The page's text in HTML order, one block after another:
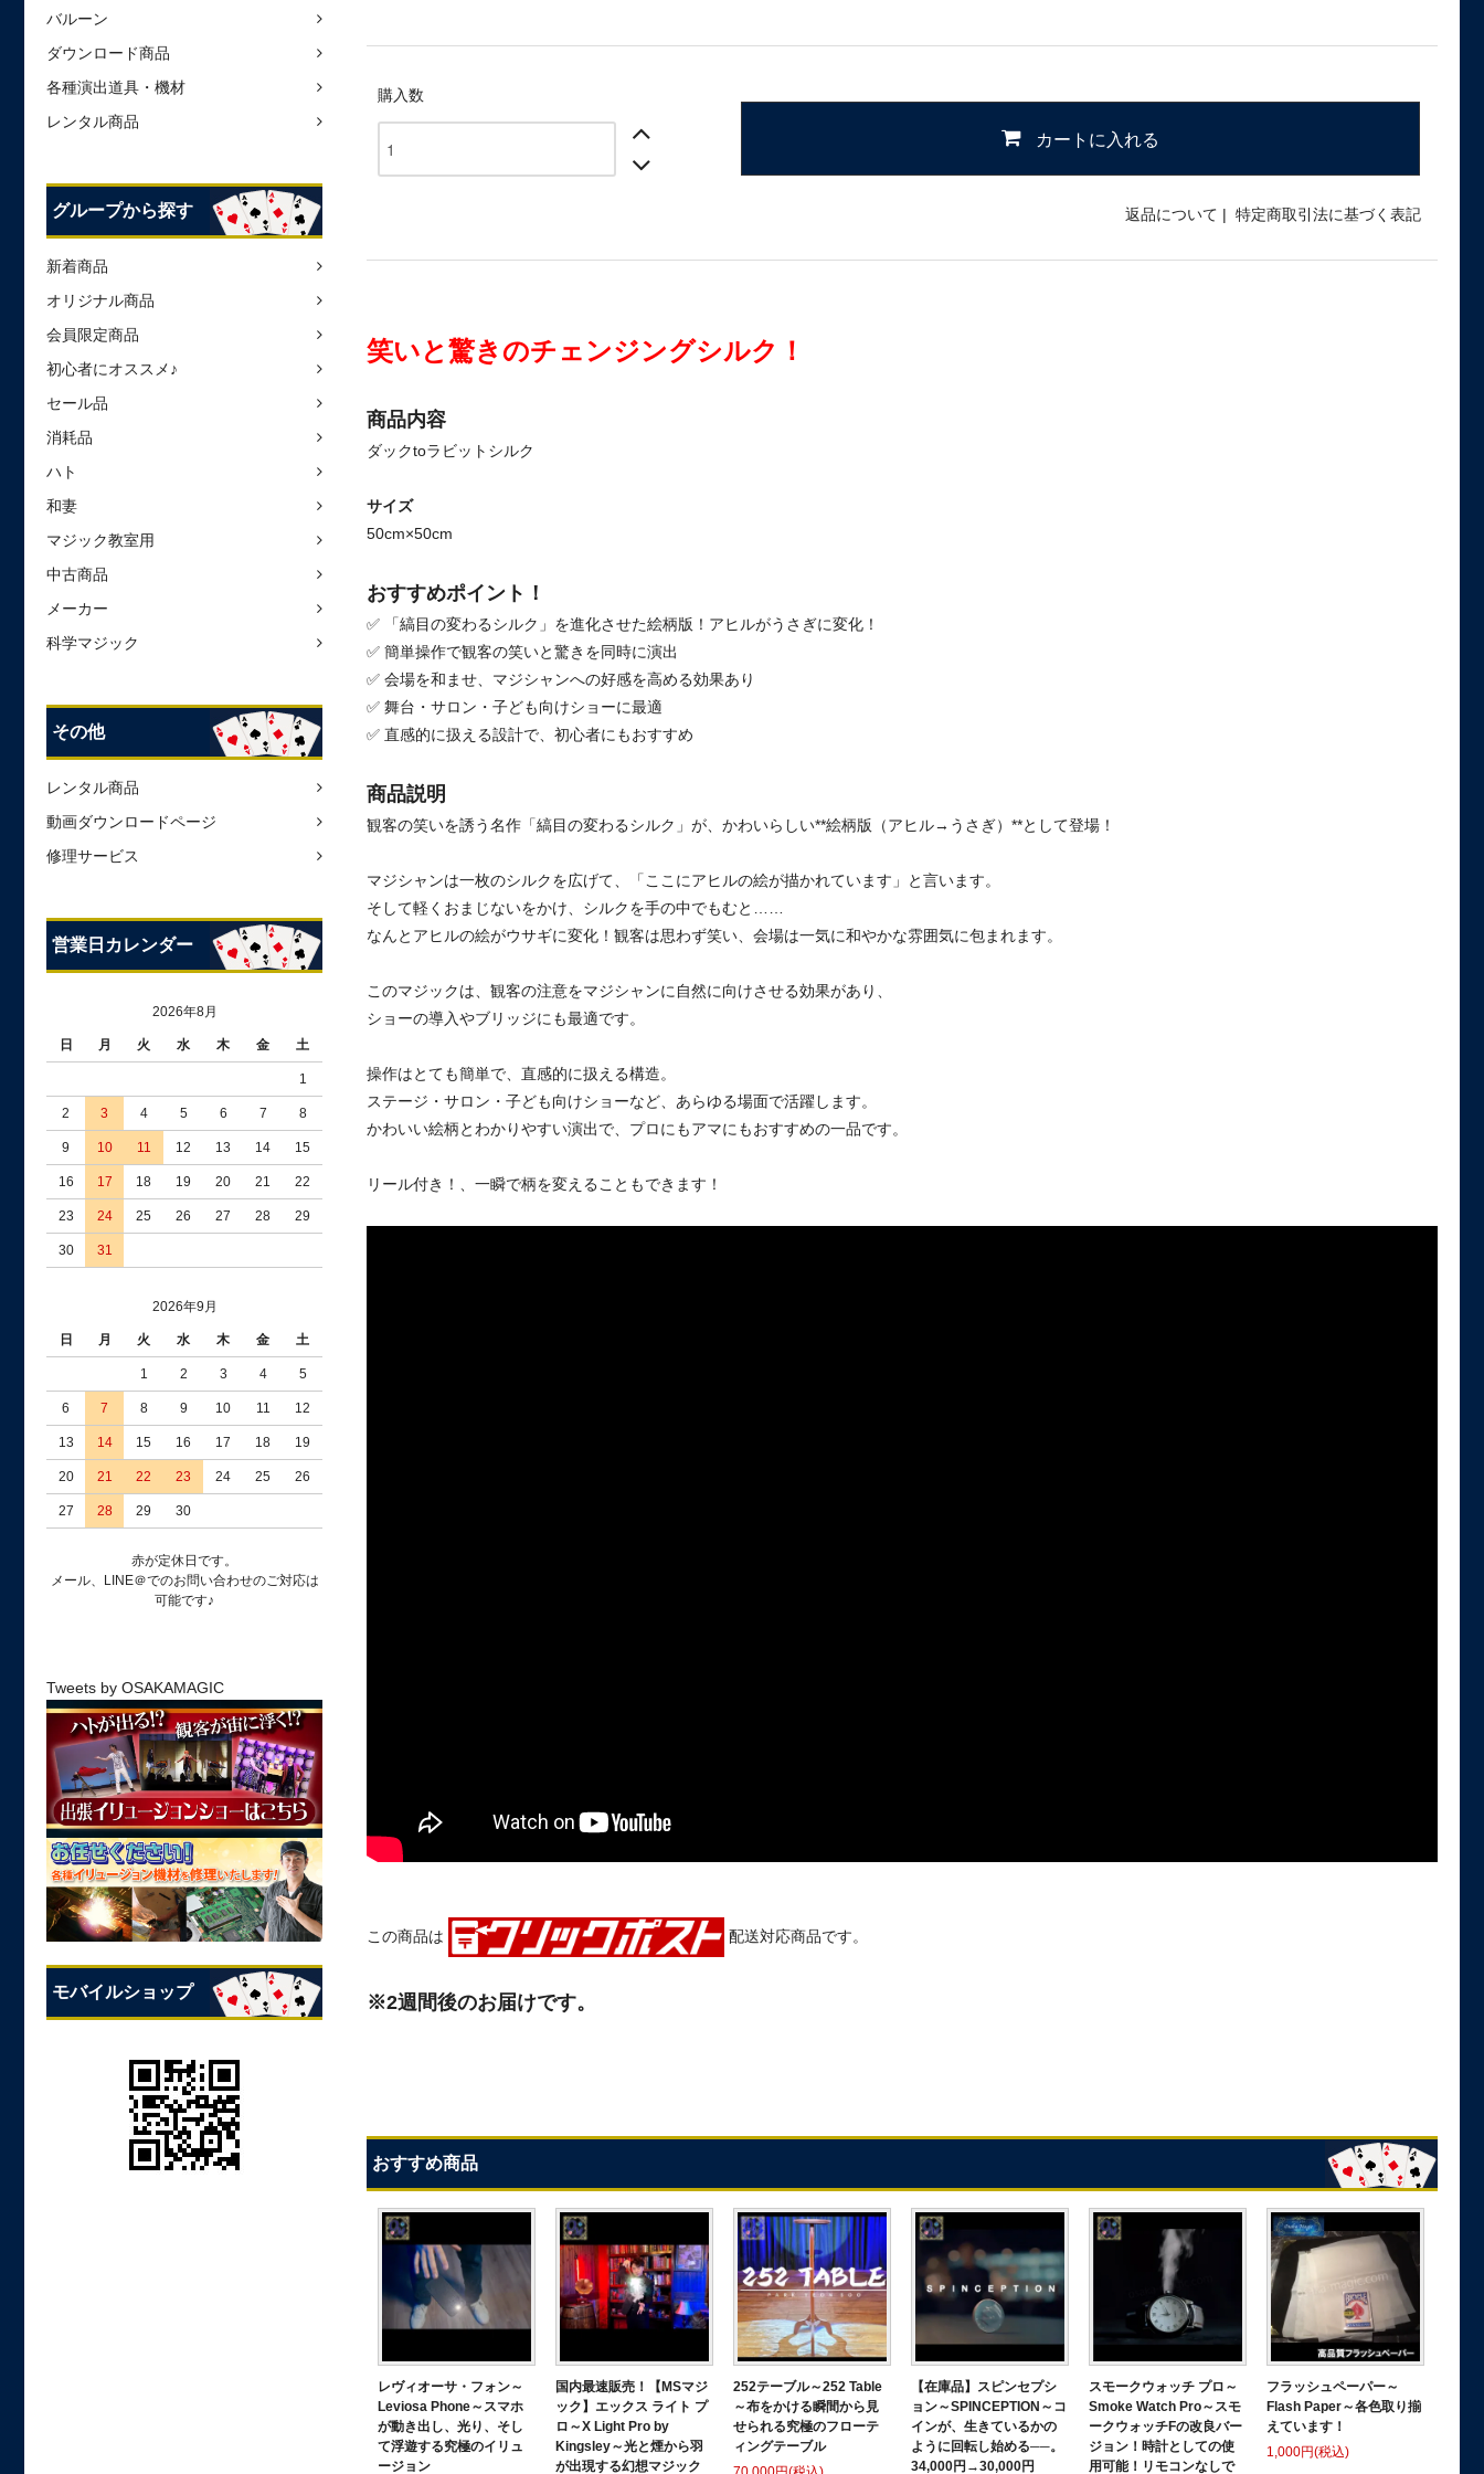
バルーン
ダウンロード商品
各種演出道具・機材
レンタル商品
グループから探す
新着商品
オリジナル商品
会員限定商品
初心者にオススメ♪
セール品
消耗品
ハト
和妻
マジック教室用
中古商品
メーカー
科学マジック
その他
レンタル商品
動画ダウンロードページ
修理サービス
営業日カレンダー
2026年8月
日 月 火 水 木 金 土
1
2 3 4 5 6 7 8
9 10 11 12 13 14 15
16 17 18 19 20 21 22
23 24 25 26 27 28 29
30 31
2026年9月
日 月 火 水 木 金 土
1 2 3 4 5
6 7 8 9 10 11 12
13 14 15 16 17 18 19
20 21 22 23 24 25 26
27 28 29 30
赤が定休日です。
メール、LINE＠でのお問い合わせのご対応は
可能です♪
Tweets by OSAKAMAGIC
モバイルショップ
購入数
カートに入れる
返品について | 特定商取引法に基づく表記
笑いと驚きのチェンジングシルク！
商品内容
ダックtoラビットシルク
サイズ
50cm×50cm
おすすめポイント！
✅ 「縞目の変わるシルク」を進化させた絵柄版！アヒルがうさぎに変化！
✅ 簡単操作で観客の笑いと驚きを同時に演出
✅ 会場を和ませ、マジシャンへの好感を高める効果あり
✅ 舞台・サロン・子ども向けショーに最適
✅ 直感的に扱える設計で、初心者にもおすすめ
商品説明
観客の笑いを誘う名作「縞目の変わるシルク」が、かわいらしい**絵柄版（アヒル→うさぎ）**として登場！
マジシャンは一枚のシルクを広げて、「ここにアヒルの絵が描かれています」と言います。
そして軽くおまじないをかけ、シルクを手の中でもむと……
なんとアヒルの絵がウサギに変化！観客は思わず笑い、会場は一気に和やかな雰囲気に包まれます。
このマジックは、観客の注意をマジシャンに自然に向けさせる効果があり、
ショーの導入やブリッジにも最適です。
操作はとても簡単で、直感的に扱える構造。
ステージ・サロン・子ども向けショーなど、あらゆる場面で活躍します。
かわいい絵柄とわかりやすい演出で、プロにもアマにもおすすめの一品です。
リール付き！、一瞬で柄を変えることもできます！
この商品は 配送対応商品です。
※2週間後のお届けです。
おすすめ商品
レヴィオーサ・フォン～
Leviosa Phone～スマホ
が動き出し、光り、そし
て浮遊する究極のイリュ
ージョン
国内最速販売！【MSマジ
ック】エックス ライト プ
ロ～X Light Pro by
Kingsley～光と煙から羽
が出現する幻想マジック
252テーブル～252 Table
～布をかける瞬間から見
せられる究極のフローテ
ィングテーブル
【在庫品】スピンセプシ
ョン～SPINCEPTION～コ
インが、生きているかの
ように回転し始める──。
34,000円→30,000円
スモークウォッチ プロ～
Smoke Watch Pro～スモ
ークウォッチFの改良バー
ジョン！時計としての使
用可能！リモコンなしで
フラッシュペーパー～
Flash Paper～各色取り揃
えています！
1,000円(税込)